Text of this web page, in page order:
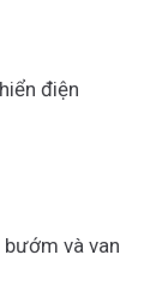
điện
và van